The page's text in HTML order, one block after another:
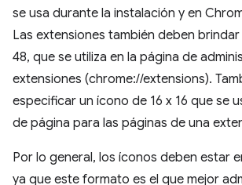
se usa durante la instalación y en
Las extensiones también deben
48, que se utiliza en la página de
extensiones (chrome://extensions).
especificar un ícono de 16 x 16 que se
de página para las páginas de una
Por lo general, los íconos deben estar
ya que este formato es el que mejor